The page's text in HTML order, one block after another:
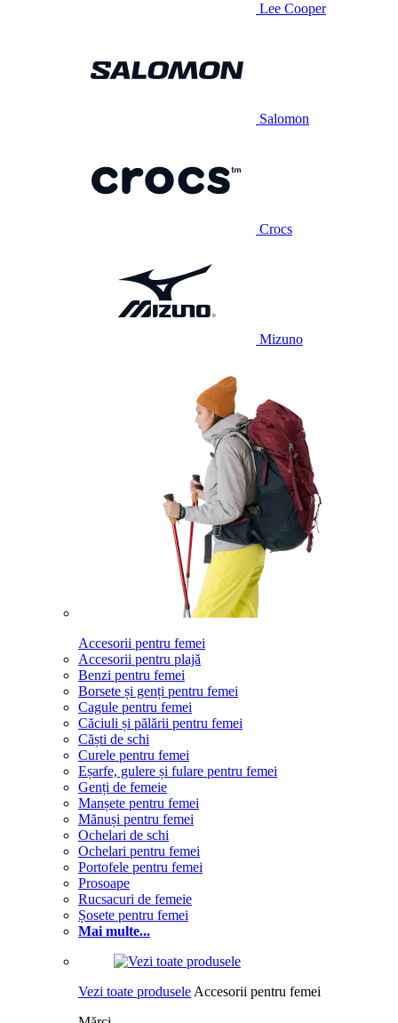
Lee Cooper
Salomon
Crocs
Mizuno
Accesorii pentru femei
Accesorii pentru plajă
Benzi pentru femei
Borsete și genți pentru femei
Cagule pentru femei
Căciuli și pălării pentru femei
Căști de schi
Curele pentru femei
Eșarfe, gulere și fulare pentru femei
Genți de femeie
Manșete pentru femei
Mănuși pentru femei
Ochelari de schi
Ochelari pentru femei
Portofele pentru femei
Prosoape
Rucsacuri de femeie
Șosete pentru femei
Mai multe...
Vezi toate produsele Accesorii pentru femei